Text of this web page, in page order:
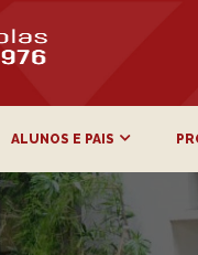
ALUNOS E PAIS